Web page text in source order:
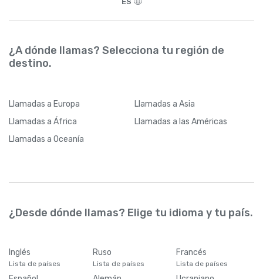
¿A dónde llamas? Selecciona tu región de
destino.
Llamadas a Europa Llamadas a Asia
Llamadas a África Llamadas a las Américas
Llamadas a Oceanía
¿Desde dónde llamas? Elige tu idioma y tu país.
Inglés
Lista de países
Ruso
Lista de países
Francés
Lista de países